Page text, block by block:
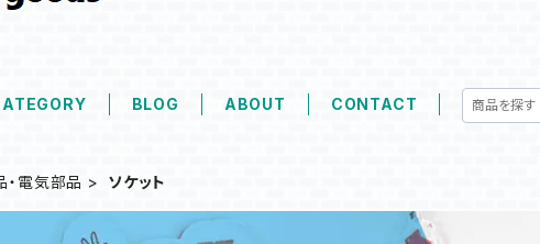
BLOG ABOUT CONTACT
・電気部品 ソケット